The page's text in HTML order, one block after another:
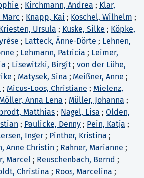
; Kirchmann, Andrea ; Klar,
; Knapp, Kai ; Koschel, Wilhelm ;
Kriesten, Ursula ; Kuske, Silke ; Köpke,
; Latteck, Änne-Dörte ; Lehnen,
; Lehmann, Patricia ; Leimer,
; Lisewitzki, Birgit ; von der Lühe,
; Matysek, Sina ; Meißner, Anne ;
; Micus-Loos, Christiane ; Mielenz,
Möller, Anna Lena ; Müller, Johanna ;
Matthias ; Nagel, Lisa ; Olden,
; Paulicke, Denny ; Pein, Katja ;
Inger ; Pinther, Kristina ;
Anne Christin ; Rahner, Marianne ;
Marcel ; Reuschenbach, Bernd ;
Christina ; Roos, Marcelina ;